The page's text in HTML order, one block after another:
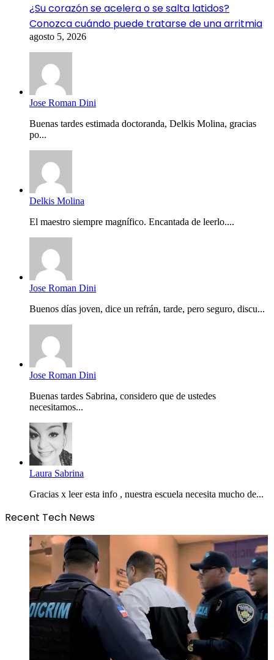
¿Su corazón se acelera o se salta latidos?
Conozca cuándo puede tratarse de una arritmia
agosto 5, 2026
Jose Roman Dini
Buenas tardes estimada doctoranda, Delkis Molina, gracias
po...
Delkis Molina
El maestro siempre magnífico. Encantada de leerlo....
Jose Roman Dini
Buenos días joven, dice un refrán, tarde, pero seguro, discu...
Jose Roman Dini
Buenas tardes Sabrina, considero que de ustedes
necesitamos...
Laura Sabrina
Gracias x leer esta info , nuestra escuela necesita mucho de...
Recent Tech News